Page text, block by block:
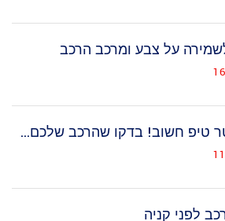
על צבע ומרכב הרכב
טיפ חשוב! בדקו שהרכב שלכם...
לפני קניה